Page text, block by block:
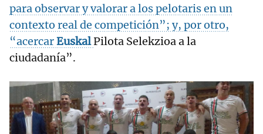
para observar y valorar a los pelotaris en un
contexto real de competición”; y, por otro,
“acercarEuskalPilota Selekzioa a la
ciudadanía”.